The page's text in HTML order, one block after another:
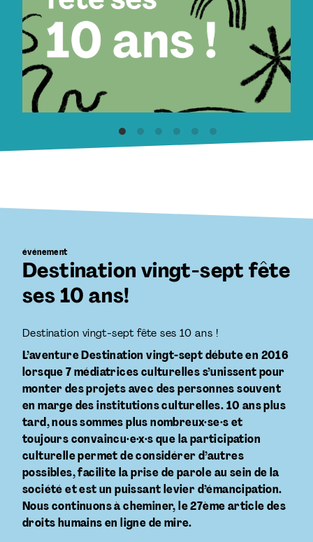
événement
Destination vingt-sept fête
ses 10 ans!
Destination vingt-sept fête ses 10 ans !
L’aventure Destination vingt-sept débute en 2016
lorsque 7 médiatrices culturelles s’unissent pour
monter des projets avec des personnes souvent
en marge des institutions culturelles. 10 ans plus
tard, nous sommes plus nombreux·se·s et
toujours convaincu·e·x·s que la participation
culturelle permet de considérer d’autres
possibles, facilite la prise de parole au sein de la
société et est un puissant levier d’émancipation.
Nous continuons à cheminer, le 27ème article des
droits humains en ligne de mire.